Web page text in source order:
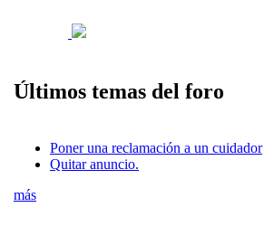
Últimos temas del foro
Poner una reclamación a un cuidador
Quitar anuncio.
más